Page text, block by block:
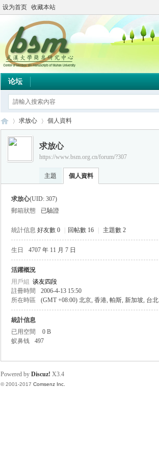
设为首页 收藏本站
论坛
›
求放心 個人資料
求放心
https://www.bsm.org.cn/forum/?307
主題 個人資料
求放心(UID: 307)
郵箱狀態
已驗證
統計信息 好友數 0 回帖數 16 主題數 2
生日 4707 年 11 月 7 日
活躍概況
用戶組 谈友四段
註冊時間
2006-4-13 15:50
所在時區
(GMT +08:00) 北京, 香港, 帕斯, 新加坡, 台北
統計信息
已用空間
0 B
蚁鼻钱
497
Powered by Discuz! X3.4
© 2001-2017 Comsenz Inc.